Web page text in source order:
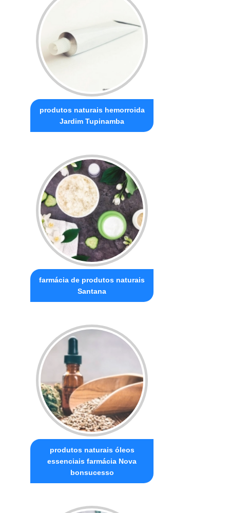
produtos naturais hemorroida
Jardim Tupinamba
farmácia de produtos naturais
Santana
produtos naturais óleos
essenciais farmácia Nova
bonsucesso